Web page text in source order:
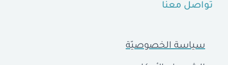
تواصل معنا
سياسة الخصوصيّة